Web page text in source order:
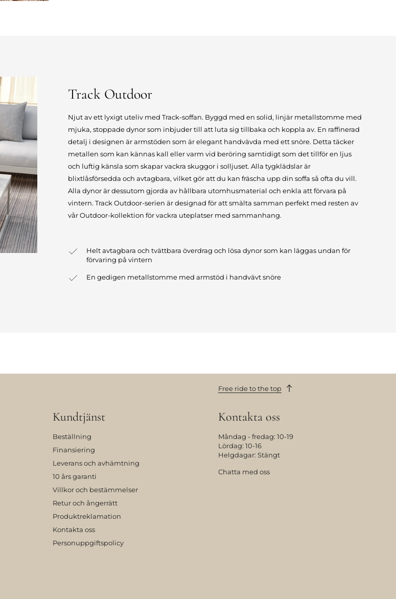
Track Outdoor
Njut av ett lyxigt uteliv med Track-soffan. Byggd med en solid, linjär metallstomme med
mjuka, stoppade dynor som inbjuder till att luta sig tillbaka och koppla av. En raffinerad
detalj i designen är armstöden som är elegant handvävda med ett snöre. Detta täcker
metallen som kan kännas kall eller varm vid beröring samtidigt som det tillför en ljus
och luftig känsla som skapar vackra skuggor i solljuset. Alla tygklädslar är
blixtlåsförsedda och avtagbara, vilket gör att du kan fräscha upp din soffa så ofta du vill.
Alla dynor är dessutom gjorda av hållbara utomhusmaterial och enkla att förvara på
vintern. Track Outdoor-serien är designad för att smälta samman perfekt med resten av
vår Outdoor-kollektion för vackra uteplatser med sammanhang.
Helt avtagbara och tvättbara överdrag och lösa dynor som kan läggas undan för
förvaring på vintern
En gedigen metallstomme med armstöd i handvävt snöre
Free ride to the top
Kundtjänst
Beställning
Finansiering
Leverans och avhämtning
10 års garanti
Villkor och bestämmelser
Retur och ångerrätt
Produktreklamation
Kontakta oss
Personuppgiftspolicy
Kontakta oss
Måndag - fredag: 10-19
Lördag: 10-16
Helgdagar: Stängt
Chatta med oss